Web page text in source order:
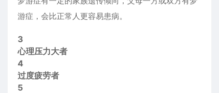
游症，会比正常人更容易患病。
3
心理压力大者
4
过度疲劳者
5